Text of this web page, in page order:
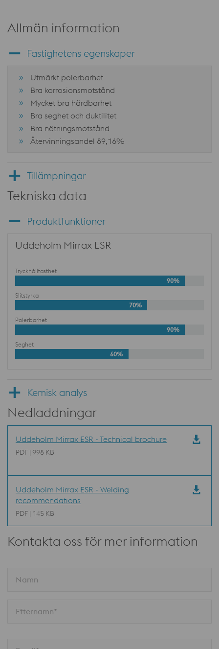
Allmän information
Fastighetens egenskaper
Utmärkt polerbarhet
Bra korrosionsmotstånd
Mycket bra härdbarhet
Bra seghet och duktilitet
Bra nötningsmotstånd
Återvinningsandel 89,16%
Tillämpningar
Tekniska data
Produktfunktioner
Uddeholm Mirrax ESR
Tryckhållfasthet
90%
Slitstyrka
70%
Polerbarhet
90%
Seghet
60%
Kemisk analys
Nedladdningar
Uddeholm Mirrax ESR - Technical brochure
PDF | 998 KB
Uddeholm Mirrax ESR - Welding
recommendations
PDF | 145 KB
Kontakta oss för mer information
Namn
Efternamn*